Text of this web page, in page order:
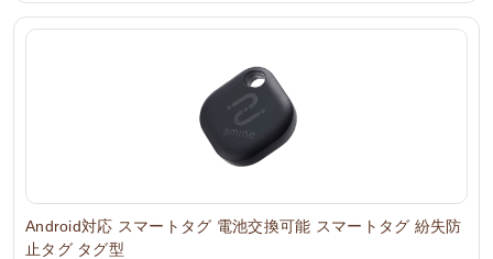
Android対応 スマートタグ 電池交換可能 スマートタグ 紛失防
止タグ タグ型